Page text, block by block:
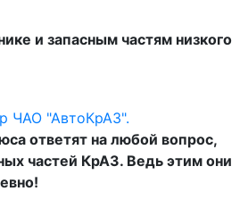
и запасным частям низкого
ЧАО "АвтоКрАЗ".
ответят на любой вопрос,
частей КрАЗ. Ведь этим они